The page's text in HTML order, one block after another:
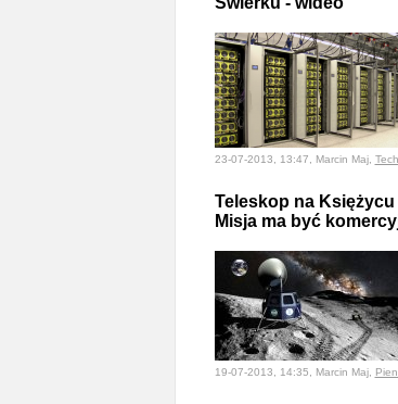
23-07-2013, 13:47, Marcin Maj,
Teleskop na
Misja ma być
19-07-2013, 14:35, Marcin Maj,